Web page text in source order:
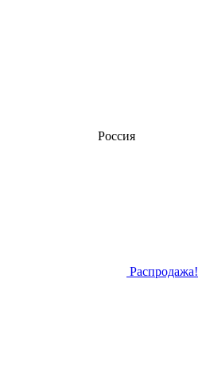
Россия
Распродажа!